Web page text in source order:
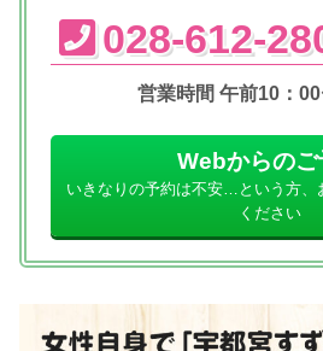
028-612-
営業時間 午前10：
Webからのご
いきなりの予約は不安…という方、
ください